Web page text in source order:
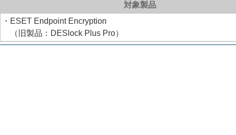
対象製品
・ESET Endpoint Encryption
（旧製品：DESlock Plus Pro）